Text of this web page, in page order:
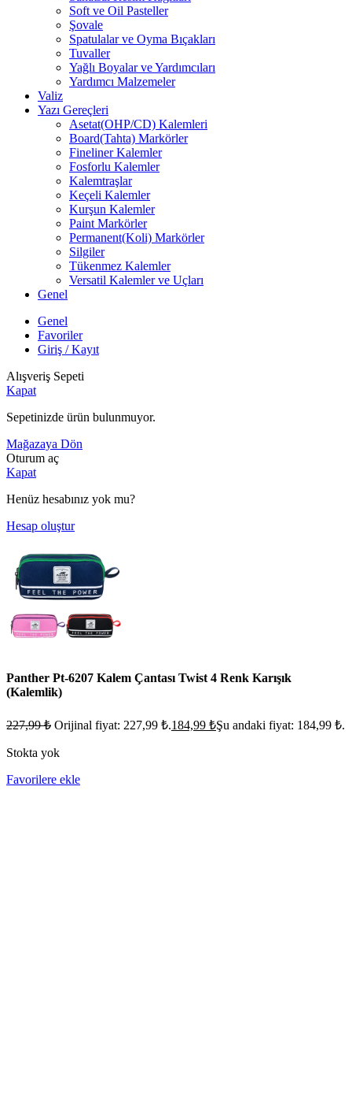
Soft ve Oil Pasteller
Şovale
Spatulalar ve Oyma Bıçakları
Tuvaller
Yağlı Boyalar ve Yardımcıları
Yardımcı Malzemeler
Valiz
Yazı Gereçleri
Asetat(OHP/CD) Kalemleri
Board(Tahta) Markörler
Fineliner Kalemler
Fosforlu Kalemler
Kalemtraşlar
Keçeli Kalemler
Kurşun Kalemler
Paint Markörler
Permanent(Koli) Markörler
Silgiler
Tükenmez Kalemler
Versatil Kalemler ve Uçları
Genel
Genel
Favoriler
Giriş / Kayıt
Alışveriş Sepeti
Kapat
Sepetinizde ürün bulunmuyor.
Mağazaya Dön
Oturum aç
Kapat
Henüz hesabınız yok mu?
Hesap oluştur
Panther Pt-6207 Kalem Çantası Twist 4 Renk Karışık
(Kalemlik)
227,99₺ Orijinal fiyat: 227,99 ₺.184,99 ₺Şu andaki fiyat: 184,99 ₺.
Stokta yok
Favorilere ekle